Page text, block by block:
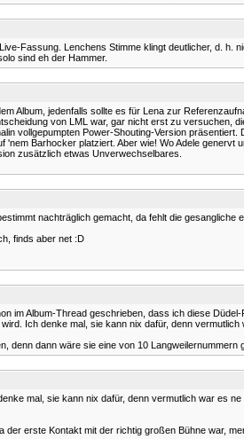
Fassung. Lenchens Stimme klingt deutlicher, d.
sind eh der Hammer.
Album, jedenfalls sollte es für Lena zur
von LML war, gar nicht erst zu
vollgepumpten Power-Shouting-Version
Barhocker platziert. Aber wie! Wo Adele
zusätzlich etwas Unverwechselbares.
nachträglich gemacht, da fehlt die
finds aber net :D
im Album-Thread geschrieben, dass ich diese
Ich denke mal, sie kann nix dafür, denn
dann wäre sie eine von 10
mal, sie kann nix dafür, denn vermutlich war es
erste Kontakt mit der richtig großen Bühne war,